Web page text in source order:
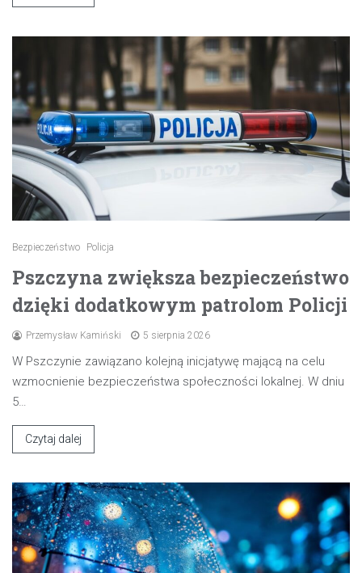
Bezpieczeństwo Policja
Pszczyna zwiększa bezpieczeństwo
dzięki dodatkowym patrolom Policji
Przemysław Kamiński 5 sierpnia 2026
W Pszczynie zawiązano kolejną inicjatywę mającą na celu
wzmocnienie bezpieczeństwa społeczności lokalnej. W dniu
5…
Czytaj dalej